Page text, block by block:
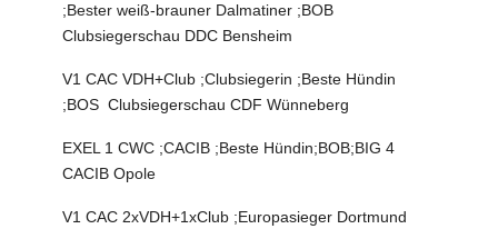
;Bester weiß-brauner Dalmatiner ;BOB
Clubsiegerschau DDC Bensheim
V1 CAC VDH+Club ;Clubsiegerin ;Beste Hündin
;BOS Clubsiegerschau CDF Wünneberg
EXEL 1 CWC ;CACIB ;Beste Hündin;BOB;BIG 4
CACIB Opole
V1 CAC 2xVDH+1xClub ;Europasieger Dortmund